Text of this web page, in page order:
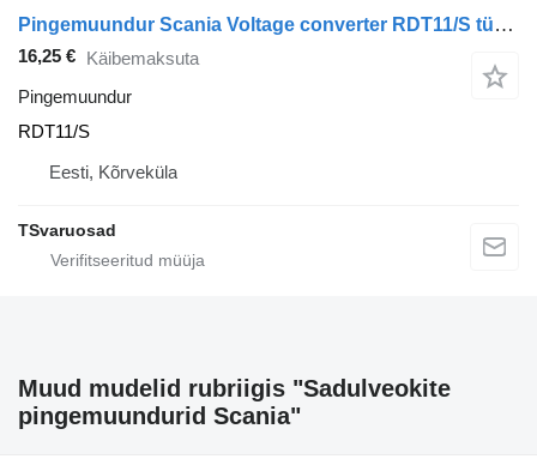
Pingemuundur Scania Voltage converter RDT11/S tüübi jaoks sadulveoki Scania P230
16,25 € Käibemaksuta
Pingemuundur
RDT11/S
Eesti, Kõrveküla
TSvaruosad
Muud mudelid rubriigis "Sadulveokite
pingemuundurid Scania"